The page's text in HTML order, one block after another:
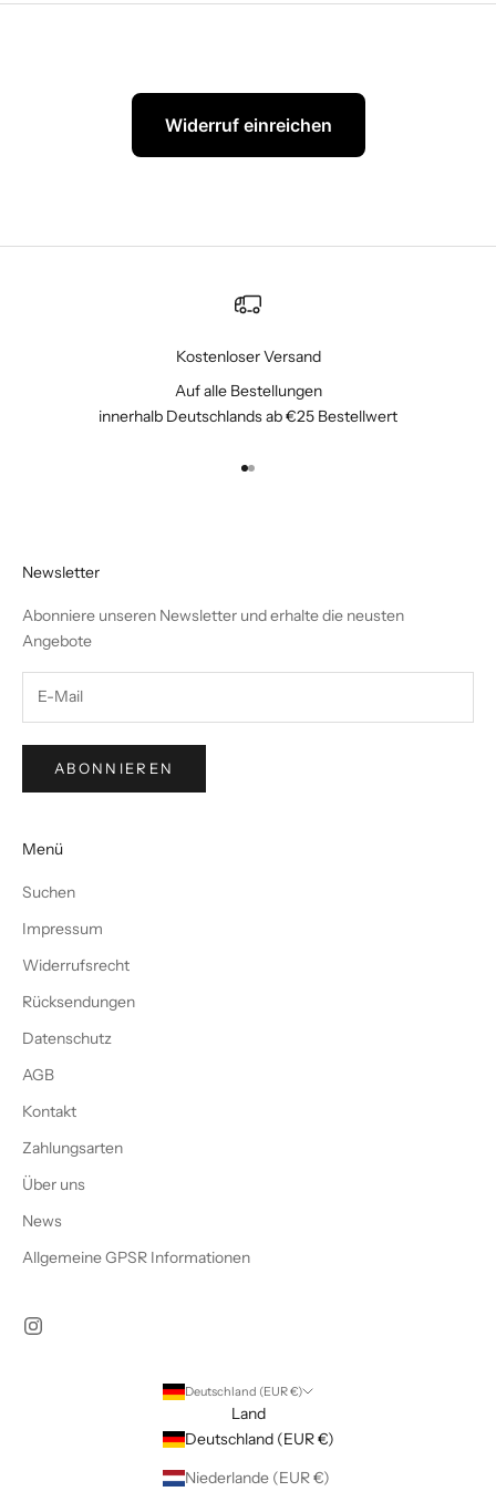
Widerruf einreichen
Kostenloser Versand
Auf alle Bestellungen
innerhalb Deutschlands ab €25 Bestellwert
Gehe zu Element 1
Gehe zu Element 2
Newsletter
Abonniere unseren Newsletter und erhalte die neusten
Angebote
ABONNIEREN
Menü
Suchen
Impressum
Widerrufsrecht
Rücksendungen
Datenschutz
AGB
Kontakt
Zahlungsarten
Über uns
News
Allgemeine GPSR Informationen
Deutschland (EUR €)
Land
Deutschland (EUR €)
Niederlande (EUR €)